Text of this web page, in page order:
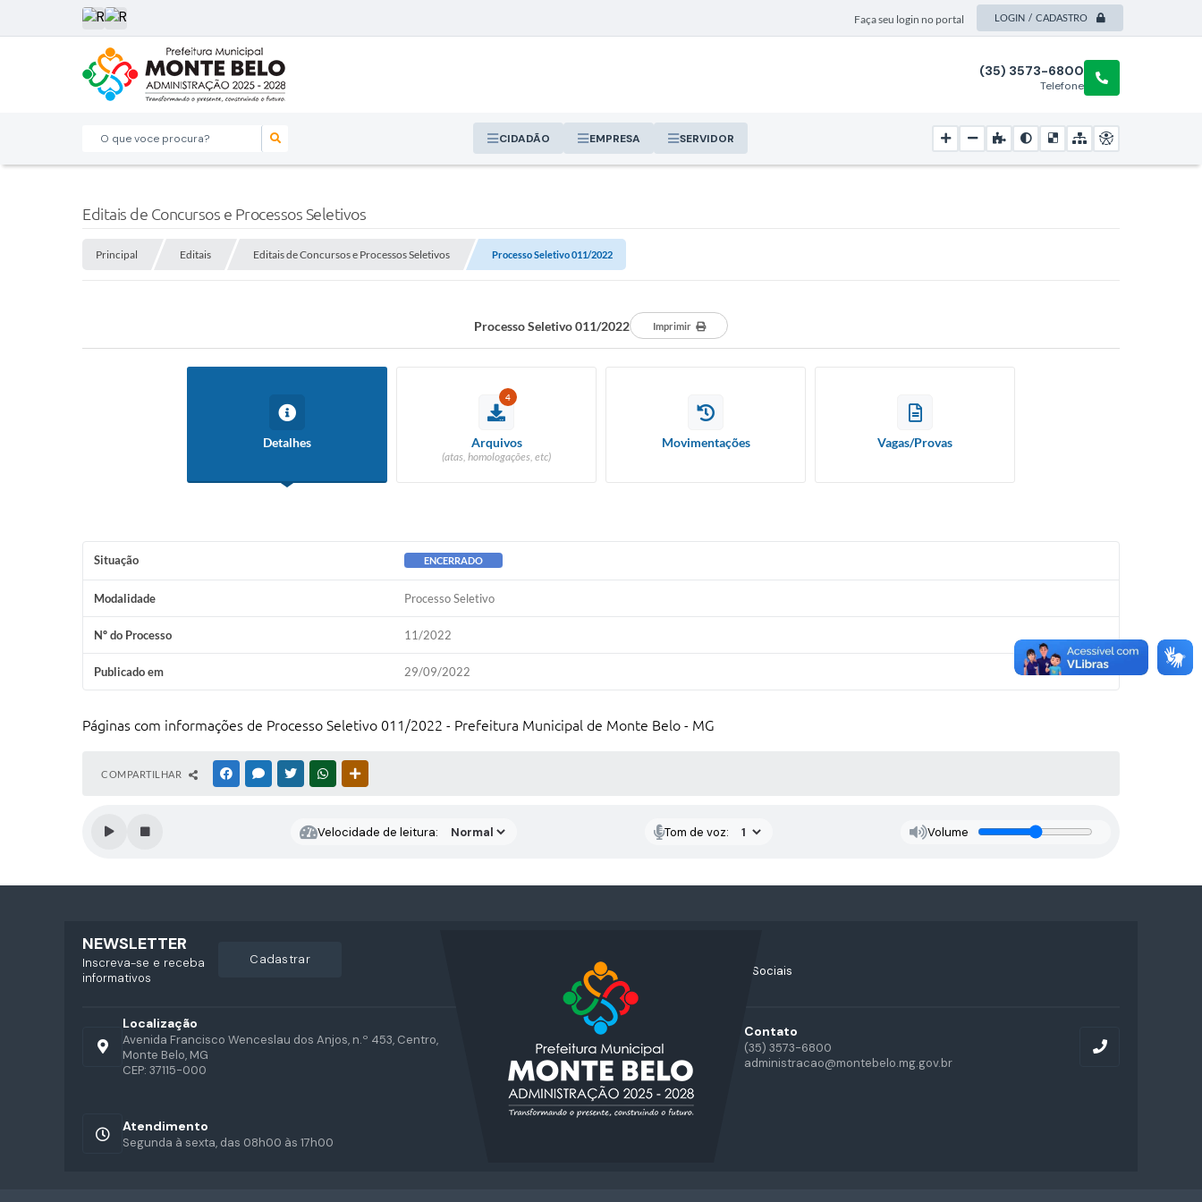
Faça seu login no portal LOGIN / CADASTRO
O que voce procura? CIDADÃO EMPRESA SERVIDOR
Telefone
(35) 3573-6800
Editais de Concursos e Processos Seletivos
Principal Editais Editais de Concursos e Processos Seletivos Processo Seletivo 011/2022
Processo Seletivo 011/2022 Imprimir
Detalhes
4
Arquivos
(atas, homologações, etc)
Movimentações Vagas/Provas
Situação ENCERRADO
Modalidade Processo Seletivo
Nº do Processo 11/2022
Publicado em 29/09/2022
Páginas com informações de Processo Seletivo 011/2022 - Prefeitura Municipal de Monte Belo - MG
COMPARTILHAR FACEBOOKMESSENGER
TWITTERWHATSAPP
Velocidade de leitura: Tom de voz: Volume
Acompanhe nossas Redes Sociais
Localização
Avenida Francisco Wenceslau dos Anjos, n.º 453, Centro,
Monte Belo, MG
CEP: 37115-000
Contato
(35) 3573-6800
administracao@montebelo.mg.gov.br
Atendimento
Segunda à sexta, das 08h00 às 17h00
NEWSLETTER
Inscreva-se e receba
informativos
cadastrar